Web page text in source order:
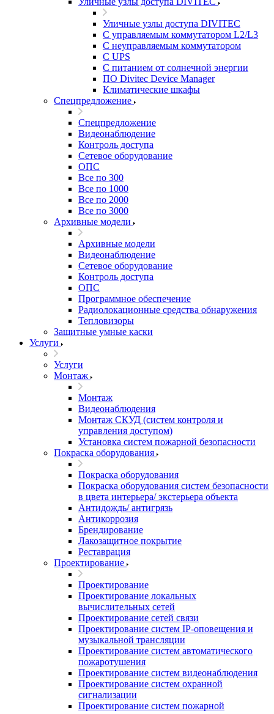
Уличные узлы доступа DIVITEC
С управляемым коммутатором L2/L3
С неуправляемым коммутатором
С UPS
С питанием от солнечной энергии
ПО Divitec Device Manager
Климатические шкафы
Спецпредложение
Спецпредложение
Видеонаблюдение
Контроль доступа
Сетевое оборудование
ОПС
Все по 300
Все по 1000
Все по 2000
Все по 3000
Архивные модели
Архивные модели
Видеонаблюдение
Сетевое оборудование
Контроль доступа
ОПС
Программное обеспечение
Радиолокационные средства обнаружения
Тепловизоры
Защитные умные каски
Услуги
Услуги
Монтаж
Монтаж
Видеонаблюдения
Монтаж СКУД (систем контроля и
управления доступом)
Установка систем пожарной безопасности
Покраска оборудования
Покраска оборудования
Покраска оборудования систем безопасности
в цвета интерьера/ экстерьера объекта
Антидождь/ антигрязь
Антикоррозия
Брендирование
Лакозащитное покрытие
Реставрация
Проектирование
Проектирование
Проектирование локальных
вычислительных сетей
Проектирование сетей связи
Проектирование систем IP-оповещения и
музыкальной трансляции
Проектирование систем автоматического
пожаротушения
Проектирование систем видеонаблюдения
Проектирование систем охранной
сигнализации
Проектирование систем пожарной